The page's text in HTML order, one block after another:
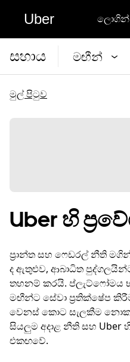
Uber
සහාය මඟීන්
මුල් පිටුව
Uber හි
ප්‍රාන්ත සහ ෆෙඩරල් නීති
ද ඇතුළුව, ආබාධිත
තහනම් කරයි. ප්ලැට්ෆෝමය
මඟීන්ට සේවා ප්‍රතික්ෂේප
වෙනස් කොට සැලකීම
සියලුම අදාළ නීති සහ Uber
එකඟවේ.